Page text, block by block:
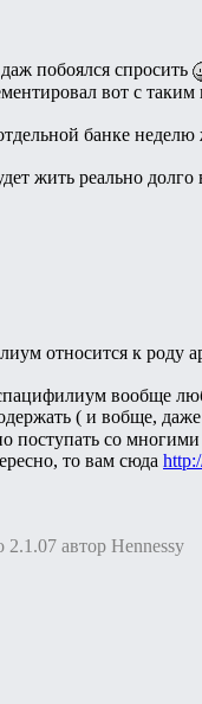
побоялся спросить
вот с
банке
жить реально долго
относится к роду
вообще
( и вобще,
поступать со
то вам сюда
автор Hennessy